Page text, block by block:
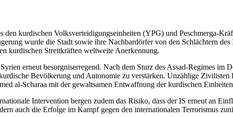
den kurdischen Volksverteidigungseinheiten (YPG) und Peschmerga-
wurde die Stadt sowie ihre Nachbardörfer von den Schlächtern
kurdischen Streitkräften weltweite Anerkennung.
erneut besorgniserregend. Nach dem Sturz des Assad-Regimes im
Bevölkerung und Autonomie zu verstärken. Unzählige Zivilisten
al-Scharaa mit der gewaltsamen Entwaffnung der kurdischen
Intervention bergen zudem das Risiko, dass der IS erneut an
auch die Erfolge im Kampf gegen den internationalen Terrorismus